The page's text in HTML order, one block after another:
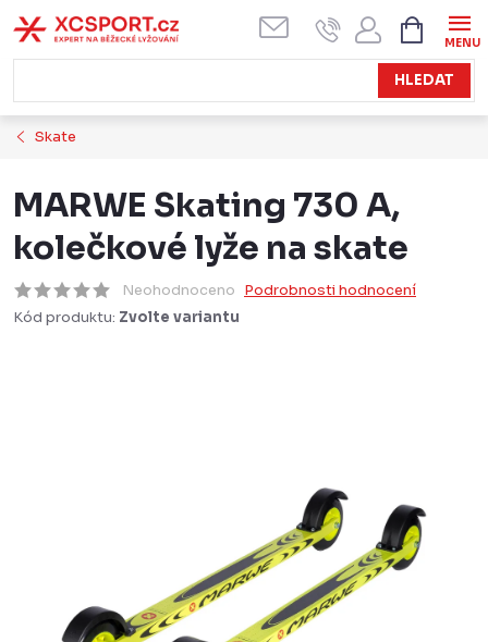
na
obsah
HLEDAT
KOŠÍK
Skate
MARWE Skating 730 A,
kolečkové lyže na skate
Neohodnoceno Podrobnosti hodnocení
Kód produktu: Zvolte variantu